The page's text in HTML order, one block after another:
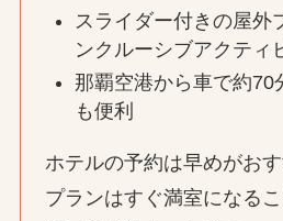
スライダー付きの屋外
ンクルーシブアクティ
那覇空港から車で約70
も便利
ホテルの予約は早めがお
プランはすぐ満室になる